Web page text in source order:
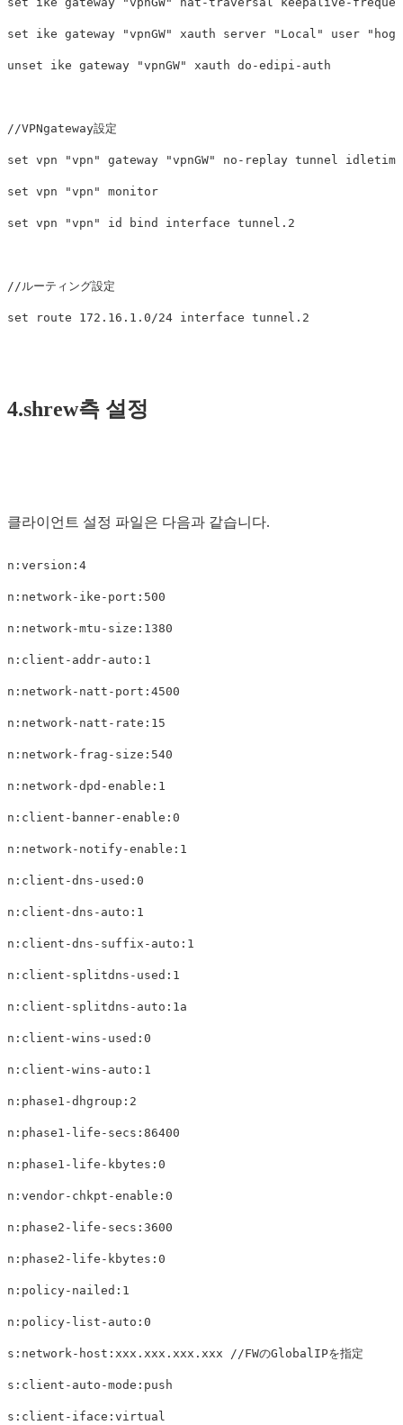
set ike gateway "vpnGW" xauth server "Local" user
unset ike gateway "vpnGW" xauth do-edipi-auth
//VPNgateway設定
set vpn "vpn" gateway "vpnGW" no-replay tunnel
set vpn "vpn" monitor
set vpn "vpn" id bind interface tunnel.2
//ルーティング設定
4.shrew측 설정
클라이언트 설정 파일은 다음과 같습니다.
n:version:4
n:network-ike-port:500
n:network-mtu-size:1380
n:client-addr-auto:1
n:network-natt-port:4500
n:network-natt-rate:15
n:network-frag-size:540
n:network-dpd-enable:1
n:client-banner-enable:0
n:network-notify-enable:1
n:client-dns-used:0
n:client-dns-auto:1
n:client-dns-suffix-auto:1
n:client-splitdns-used:1
n:client-splitdns-auto:1a
n:client-wins-used:0
n:client-wins-auto:1
n:phase1-dhgroup:2
n:phase1-life-secs:86400
n:phase1-life-kbytes:0
n:vendor-chkpt-enable:0
n:phase2-life-secs:3600
n:phase2-life-kbytes:0
n:policy-nailed:1
n:policy-list-auto:0
s:network-host:xxx.xxx.xxx.xxx //FWのGlobalIPを指定
s:client-auto-mode:push
s:client-iface:virtual